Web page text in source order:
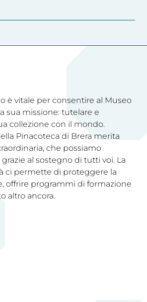
è vitale per consentire al Museo
sua missione: tutelare e
collezione con il mondo.
Pinacoteca di Brera merita
che possiamo
al sostegno di tutti voi. La
ci permette di proteggere la
offrire programmi di formazione
altro ancora.